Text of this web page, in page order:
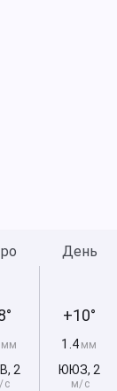
мм
, 2
с
День
+10°
1.4 мм
ЮЮЗ, 2
м/с